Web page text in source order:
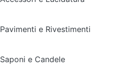
Pavimenti e Rivestimenti
Saponi e Candele